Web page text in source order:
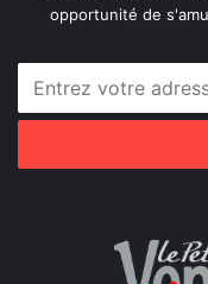
opportunité de